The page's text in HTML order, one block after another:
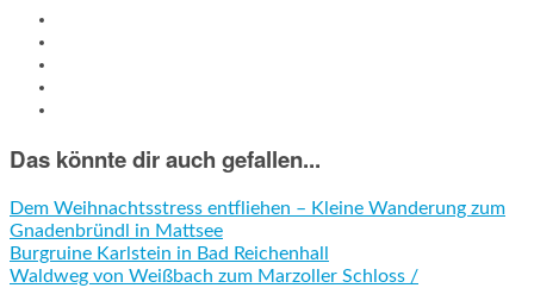
Das könnte dir auch gefallen...
Dem Weihnachtsstress entfliehen – Kleine Wanderung zum
Gnadenbründl in Mattsee
Burgruine Karlstein in Bad Reichenhall
Waldweg von Weißbach zum Marzoller Schloss /